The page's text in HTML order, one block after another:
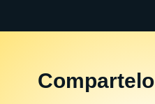
Compartelo